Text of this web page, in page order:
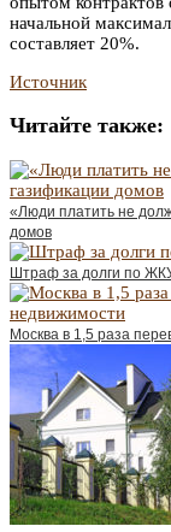
начальной
составляет 20%.
Источник
Читайте также:
«Люди платить не
домов
Штраф за долги по
Москва в 1,5 раза